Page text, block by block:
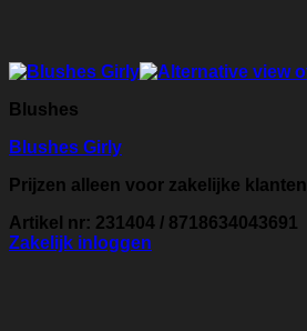
Blushes
Blushes Girly
Prijzen alleen voor zakelijke klanten
Artikel nr: 231404 / 8718634043691
Zakelijk inloggen